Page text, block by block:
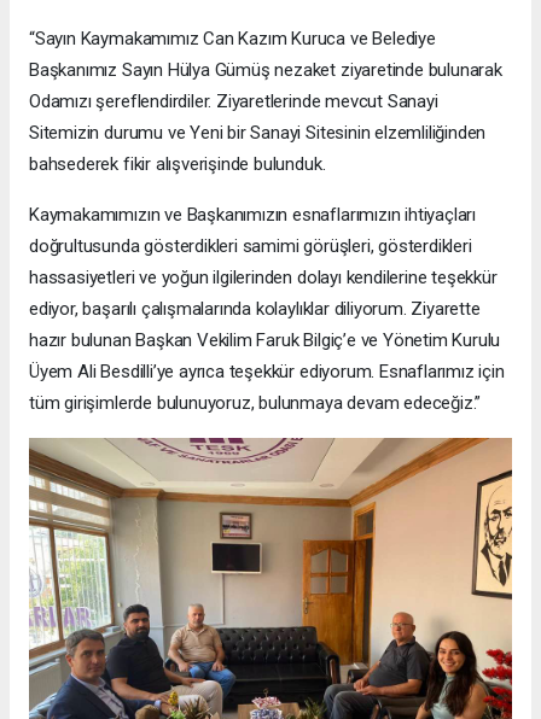
“Sayın Kaymakamımız Can Kazım Kuruca ve Belediye
Başkanımız Sayın Hülya Gümüş nezaket ziyaretinde bulunarak
Odamızı şereflendirdiler. Ziyaretlerinde mevcut Sanayi
Sitemizin durumu ve Yeni bir Sanayi Sitesinin elzemliliğinden
bahsederek fikir alışverişinde bulunduk.
Kaymakamımızın ve Başkanımızın esnaflarımızın ihtiyaçları
doğrultusunda gösterdikleri samimi görüşleri, gösterdikleri
hassasiyetleri ve yoğun ilgilerinden dolayı kendilerine teşekkür
ediyor, başarılı çalışmalarında kolaylıklar diliyorum. Ziyarette
hazır bulunan Başkan Vekilim Faruk Bilgiç’e ve Yönetim Kurulu
Üyem Ali Besdilli’ye ayrıca teşekkür ediyorum. Esnaflarımız için
tüm girişimlerde bulunuyoruz, bulunmaya devam edeceğiz.”